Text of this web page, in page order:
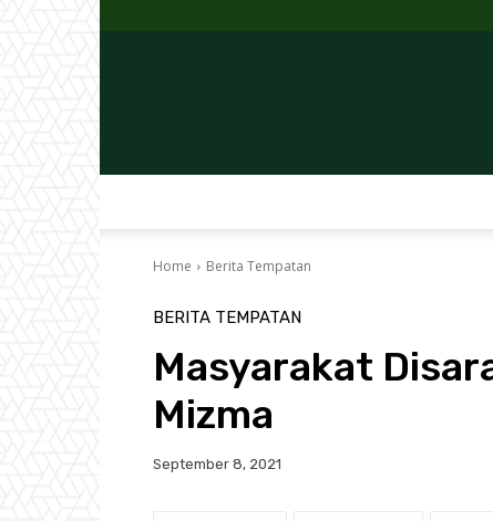
Home Berita Tempatan
BERITA TEMPATAN
Masyarakat
Mizma
September 8, 2021